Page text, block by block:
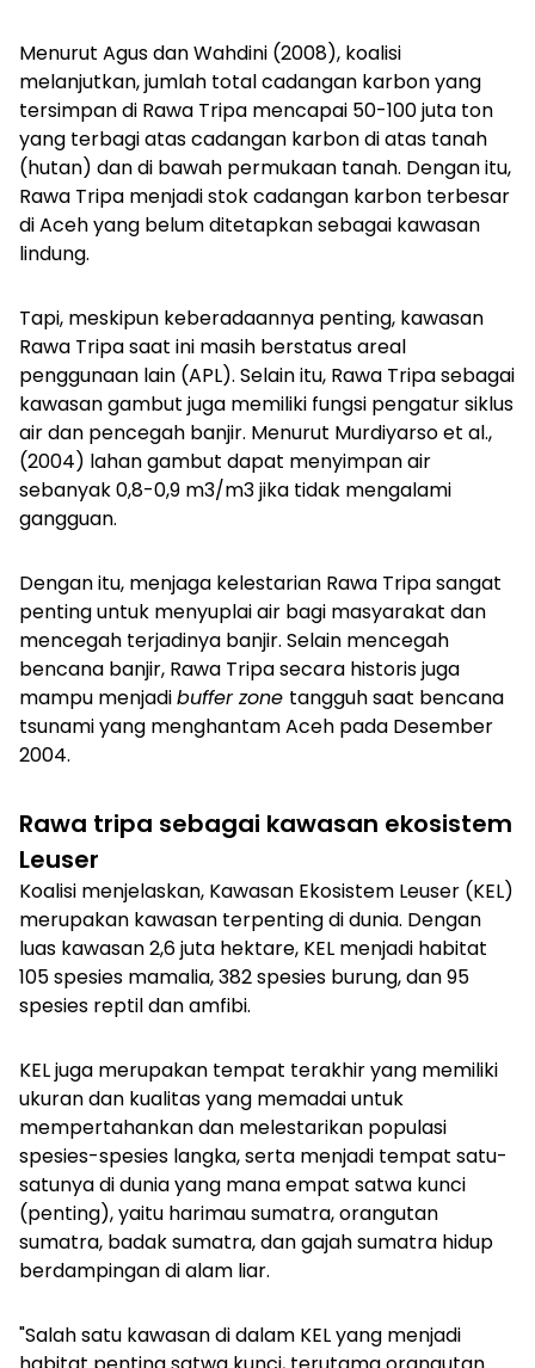
Menurut Agus dan Wahdini (2008), koalisi
melanjutkan, jumlah total cadangan karbon yang
tersimpan di Rawa Tripa mencapai 50-100 juta ton
yang terbagi atas cadangan karbon di atas tanah
(hutan) dan di bawah permukaan tanah. Dengan itu,
Rawa Tripa menjadi stok cadangan karbon terbesar
di Aceh yang belum ditetapkan sebagai kawasan
lindung.
Tapi, meskipun keberadaannya penting, kawasan
Rawa Tripa saat ini masih berstatus areal
penggunaan lain (APL). Selain itu, Rawa Tripa sebagai
kawasan gambut juga memiliki fungsi pengatur siklus
air dan pencegah banjir. Menurut Murdiyarso et al.,
(2004) lahan gambut dapat menyimpan air
sebanyak 0,8-0,9 m3/m3 jika tidak mengalami
gangguan.
Dengan itu, menjaga kelestarian Rawa Tripa sangat
penting untuk menyuplai air bagi masyarakat dan
mencegah terjadinya banjir. Selain mencegah
bencana banjir, Rawa Tripa secara historis juga
mampu menjadibuffer zone tangguh saat bencana
tsunami yang menghantam Aceh pada Desember
2004.
Rawa tripa sebagai kawasan ekosistem
Leuser
Koalisi menjelaskan, Kawasan Ekosistem Leuser (KEL)
merupakan kawasan terpenting di dunia. Dengan
luas kawasan 2,6 juta hektare, KEL menjadi habitat
105 spesies mamalia, 382 spesies burung, dan 95
spesies reptil dan amfibi.
KEL juga merupakan tempat terakhir yang memiliki
ukuran dan kualitas yang memadai untuk
mempertahankan dan melestarikan populasi
spesies-spesies langka, serta menjadi tempat satu-
satunya di dunia yang mana empat satwa kunci
(penting), yaitu harimau sumatra, orangutan
sumatra, badak sumatra, dan gajah sumatra hidup
berdampingan di alam liar.
"Salah satu kawasan di dalam KEL yang menjadi